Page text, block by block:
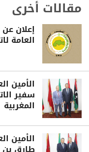
مقالات أخرى
إعلان
العامة
الأمين
سفير
المغربية
الأمين